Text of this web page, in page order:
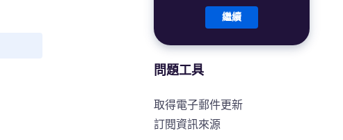
繼續
問題工具
取得電子郵件更新
訂閱資訊來源